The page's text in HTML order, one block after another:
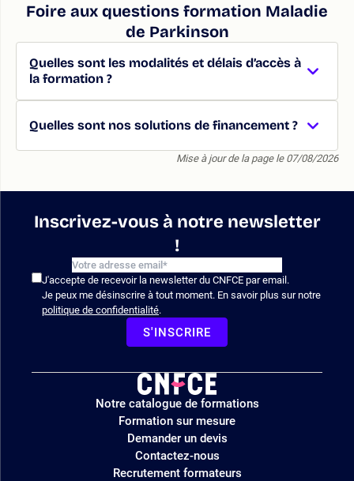
Foire aux questions formation Maladie
de Parkinson
Quelles sont les modalités et délais d’accès à
la formation ?
Quelles sont nos solutions de financement ?
Mise à jour de la page le 07/08/2026
Inscrivez-vous à notre newsletter
!
J'accepte de recevoir la newsletter du CNFCE par email.
Je peux me désinscrire à tout moment. En savoir plus sur notre
politique de confidentialité.
S'INSCRIRE
Logo
site
Notre catalogue de formations
Formation sur mesure
Demander un devis
Contactez-nous
Recrutement formateurs